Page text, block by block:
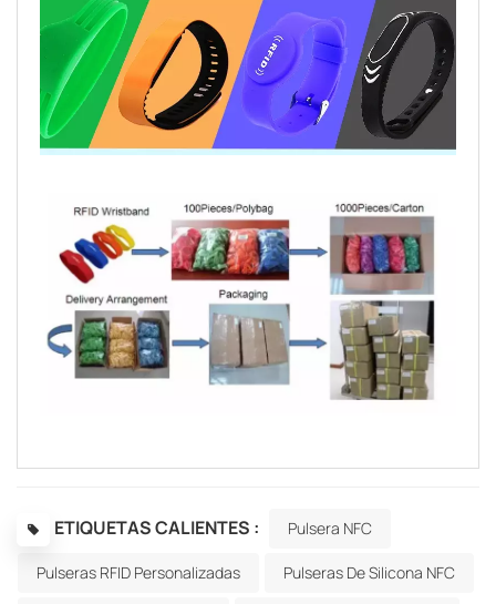
ETIQUETAS CALIENTES : Pulsera NFC
Pulseras RFID Personalizadas Pulseras De Silicona NFC